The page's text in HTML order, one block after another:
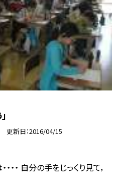
更新日 2016/04/15
・・ 自分の手をじっくり見て，